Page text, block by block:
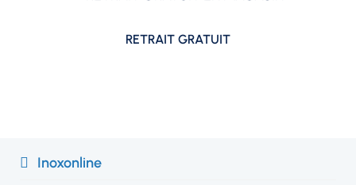
RETRAIT GRATUIT
Inoxonline​